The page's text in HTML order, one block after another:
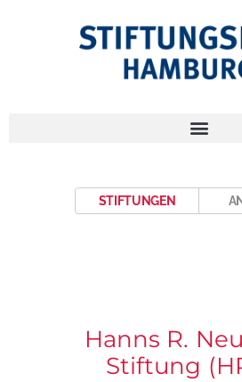
STIFTUNGEN
Hanns R.
Stiftung